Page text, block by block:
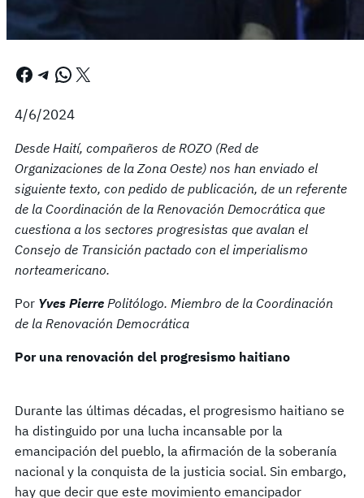
Facebook Telegram WhatsApp X
4/6/2024
Desde Haití, compañeros de ROZO (Red de
Organizaciones de la Zona Oeste) nos han enviado el
siguiente texto, con pedido de publicación, de un referente
de la Coordinación de la Renovación Democrática que
cuestiona a los sectores progresistas que avalan el
Consejo de Transición pactado con el imperialismo
norteamericano.
Por Yves Pierre Politólogo. Miembro de la Coordinación
de la Renovación Democrática
Por una renovación del progresismo haitiano
Durante las últimas décadas, el progresismo haitiano se
ha distinguido por una lucha incansable por la
emancipación del pueblo, la afirmación de la soberanía
nacional y la conquista de la justicia social. Sin embargo,
hay que decir que este movimiento emancipador